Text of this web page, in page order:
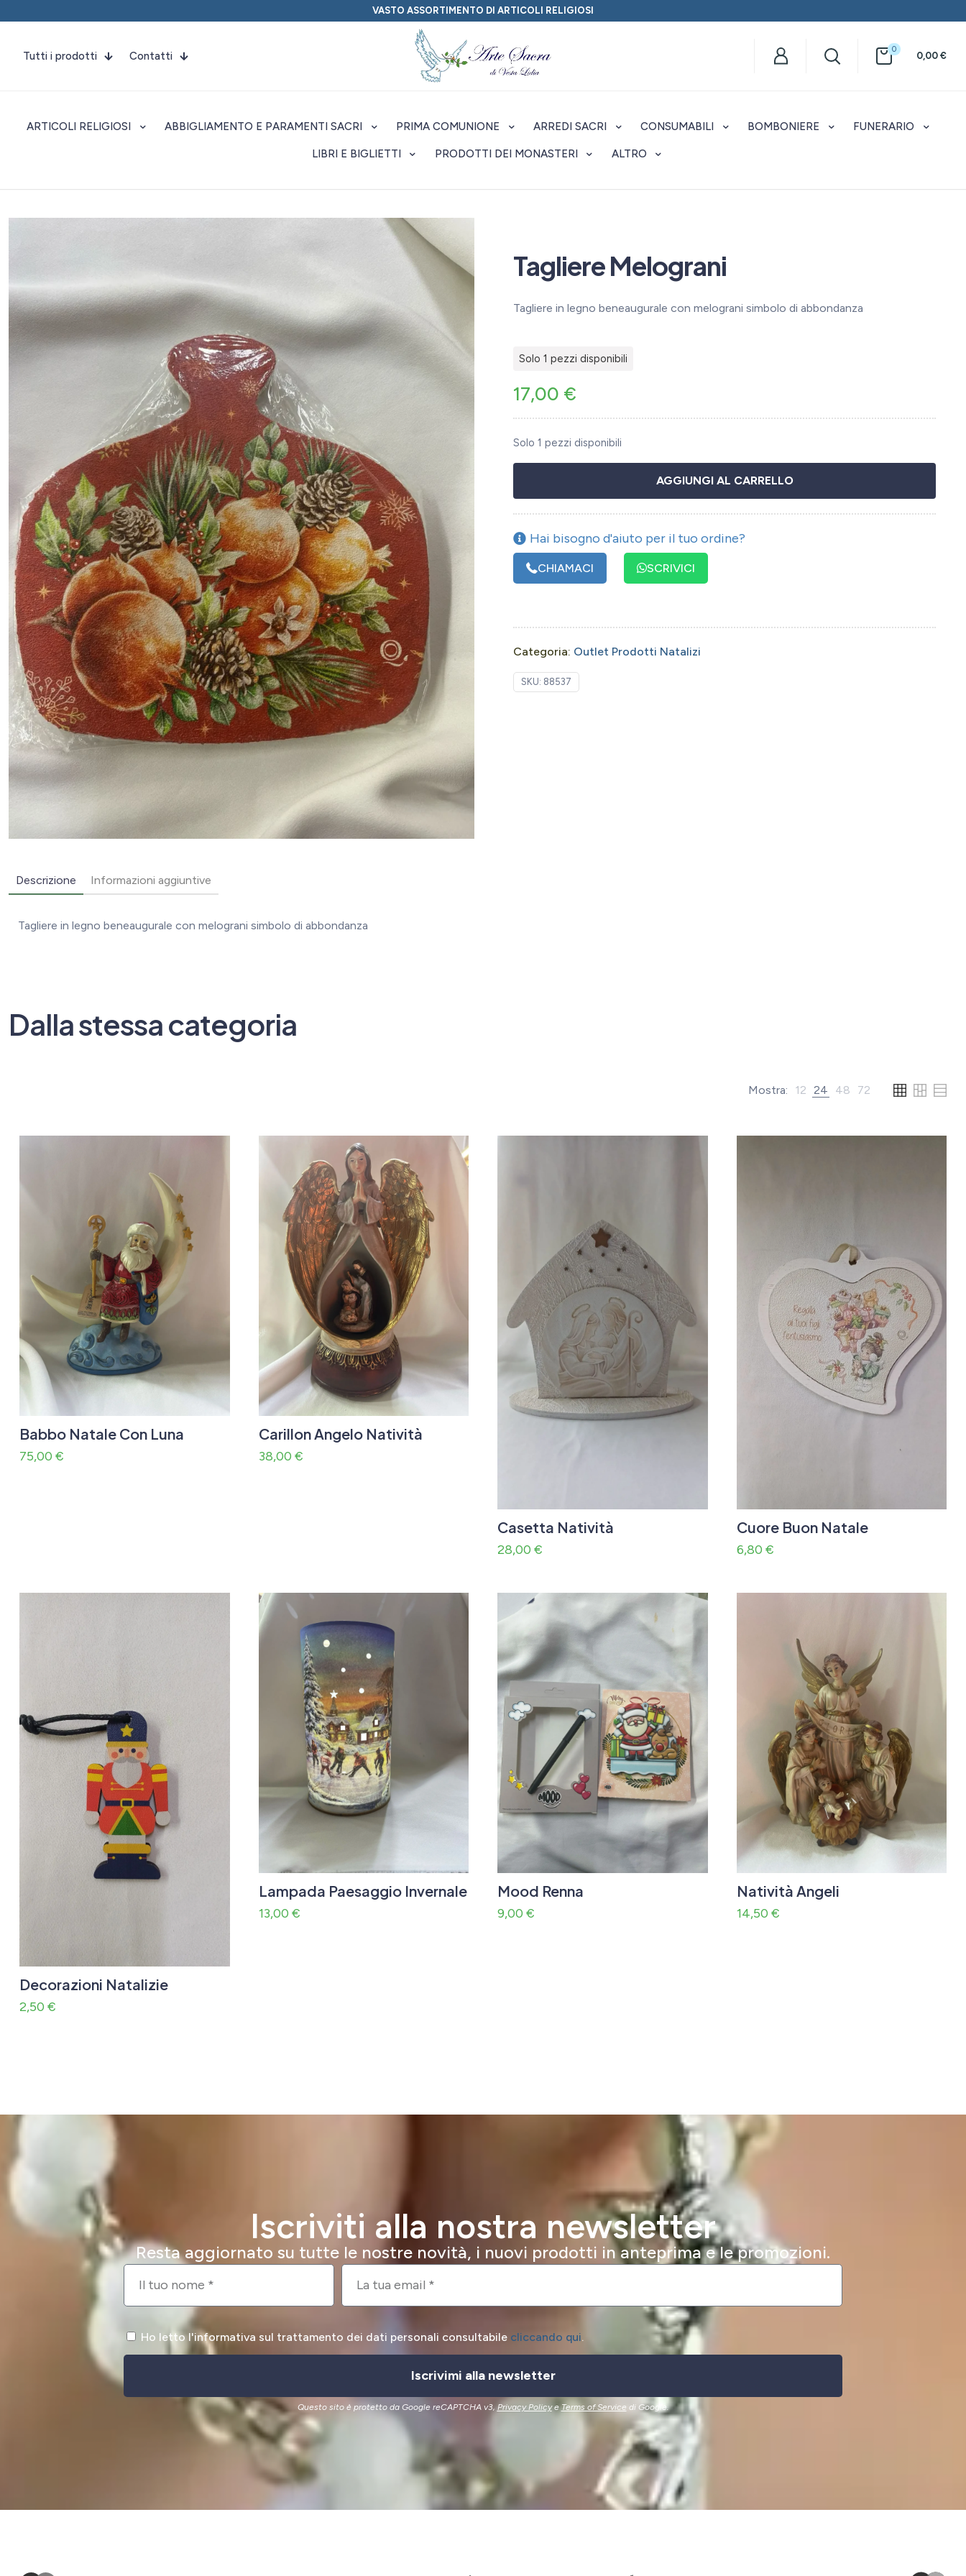
VASTO ASSORTIMENTO DI ARTICOLI RELIGIOSI
Tutti i prodotti Contatti
0
0,00€
ARTICOLI RELIGIOSI ABBIGLIAMENTO E PARAMENTI SACRI PRIMA COMUNIONE ARREDI SACRI CONSUMABILI BOMBONIERE FUNERARIO
LIBRI E BIGLIETTI PRODOTTI DEI MONASTERI ALTRO
Tagliere Melograni
Tagliere in legno beneaugurale con melograni simbolo di abbondanza
Solo 1 pezzi disponibili
17,00 €
Solo 1 pezzi disponibili
AGGIUNGI AL CARRELLO
Hai bisogno d'aiuto per il tuo ordine?
CHIAMACI SCRIVICI
Categoria: Outlet Prodotti Natalizi
SKU: 88537
Descrizione Informazioni aggiuntive
Tagliere in legno beneaugurale con melograni simbolo di abbondanza
Dalla stessa categoria
Mostra: 12 24 48 72
Babbo Natale Con Luna
75,00 €
Carillon Angelo Natività
38,00 €
Casetta Natività
28,00 €
Cuore Buon Natale
6,80 €
Decorazioni Natalizie
2,50 €
Lampada Paesaggio Invernale
13,00 €
Mood Renna
9,00 €
Natività Angeli
14,50 €
Iscriviti alla nostra newsletter
Resta aggiornato su tutte le nostre novità, i nuovi prodotti in anteprima e le promozioni.
Ho letto l'informativa sul trattamento dei dati personali consultabile cliccando qui.
Iscrivimi alla newsletter
Questo sito è protetto da Google reCAPTCHA v3,Privacy PolicyeTerms of Service di Google.